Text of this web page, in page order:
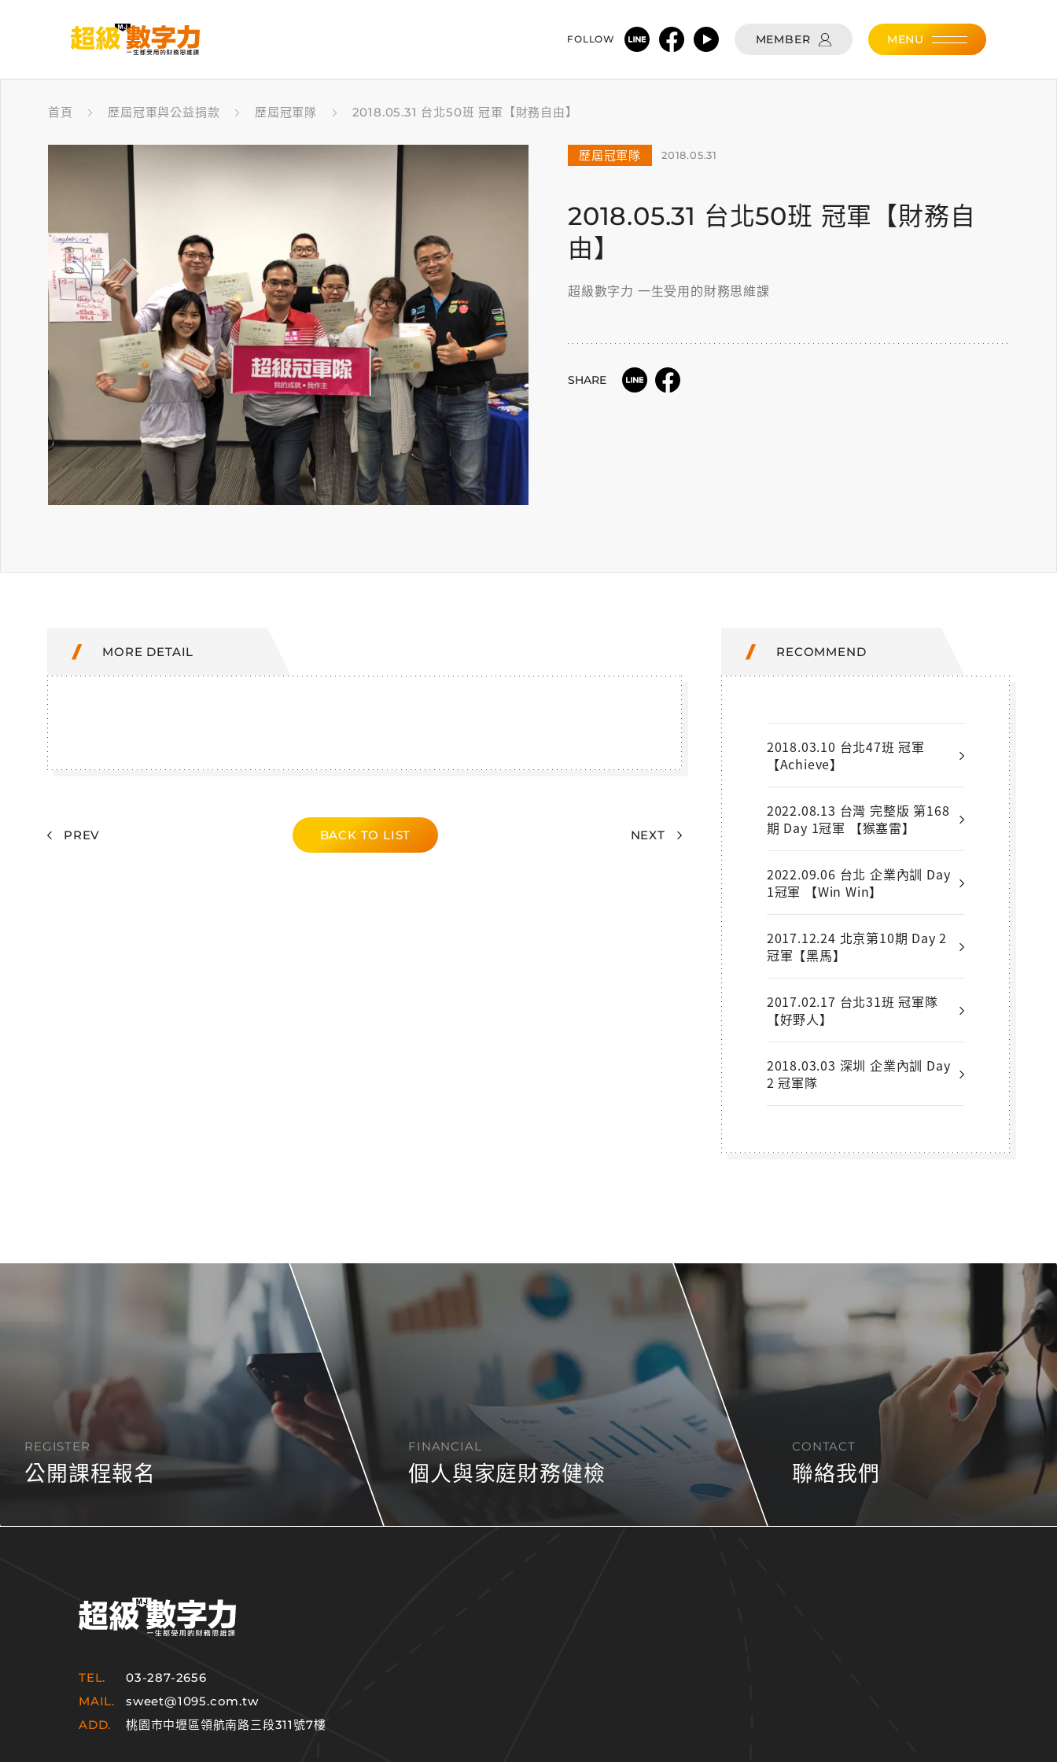
FOLLOW MEMBER MENU
首頁 歷屆冠軍與公益捐款 歷屆冠軍隊 2018.05.31 台北50班 冠軍【財務自由】
歷屆冠軍隊 2018.05.31
2018.05.31 台北50班 冠軍【財務自
由】
超級數字力 一生受用的財務思維課
SHARE
MORE DETAIL
PREV BACK TO LIST NEXT
RECOMMEND
2018.03.10 台北47班 冠軍
【Achieve】
2022.08.13 台灣 完整版 第168
期 Day 1冠軍 【猴塞雷】
2022.09.06 台北 企業內訓 Day
1冠軍 【Win Win】
2017.12.24 北京第10期 Day 2
冠軍【黑馬】
2017.02.17 台北31班 冠軍隊
【好野人】
2018.03.03 深圳 企業內訓 Day
2 冠軍隊
REGISTER
公開課程報名
FINANCIAL
個人與家庭財務健檢
CONTACT
聯絡我們
TEL.
03-287-2656
MAIL.
sweet@1095.com.tw
ADD.
桃園市中壢區領航南路三段311號7樓